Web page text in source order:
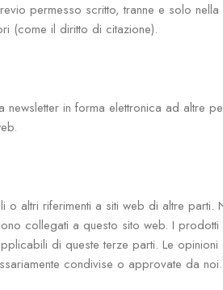
permesso scritto, tranne e solo nella
(come il diritto di citazione).
in forma elettronica ad altre
o altri riferimenti a siti web di altre parti.
collegati a questo sito web. I
di queste terze parti. Le
condivise o approvate da noi.